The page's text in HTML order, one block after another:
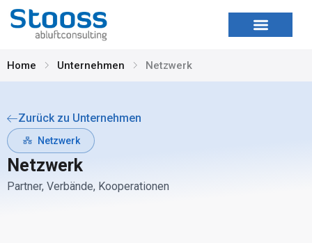
Zum
Inhalt
springen
Home
Unternehmen Netzwerk
Zurück zu Unternehmen
Netzwerk
Netzwerk
Partner, Verbände, Kooperationen